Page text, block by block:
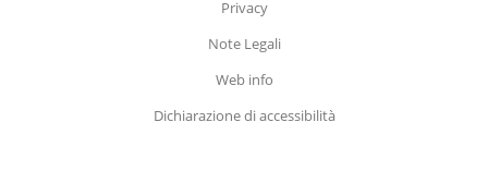
Privacy
Note Legali
Web info
Dichiarazione di accessibilità